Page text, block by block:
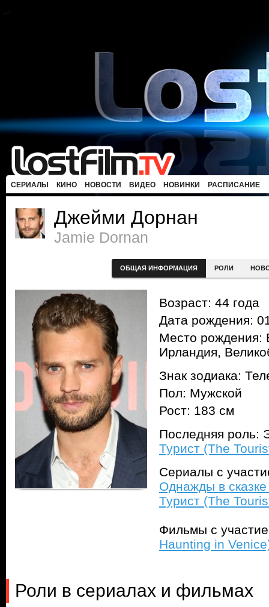
СЕРИАЛЫ КИНО НОВОСТИ ВИДЕО НОВИНКИ РАСПИСАНИЕ
Джейми Дорнан
Jamie Dornan
ОБЩАЯ ИНФОРМАЦИЯ РОЛИ
Возраст: 44 года
Дата рождения:
Место рождения:
Ирландия,
Знак зодиака:
Пол: Мужской
Рост: 183 см
Последняя роль:
Турист (The
Сериалы с
Однажды в
Турист (The
Фильмы с
Haunting in
Роли в сериалах и фильмах